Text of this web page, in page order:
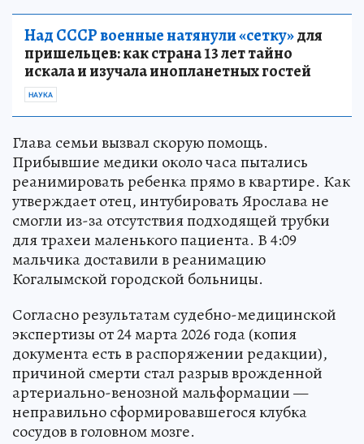
Над СССР военные натянули «сетку»для
пришельцев: как страна 13 лет тайно
искала и изучала инопланетных гостей
НАУКА
Глава семьи вызвал скорую помощь.
Прибывшие медики около часа пытались
реанимировать ребенка прямо в квартире. Как
утверждает отец, интубировать Ярослава не
смогли из-за отсутствия подходящей трубки
для трахеи маленького пациента. В 4:09
мальчика доставили в реанимацию
Когалымской городской больницы.
Согласно результатам судебно-медицинской
экспертизы от 24 марта 2026 года (копия
документа есть в распоряжении редакции),
причиной смерти стал разрыв врожденной
артериально-венозной мальформации —
неправильно сформировавшегося клубка
сосудов в головном мозге.